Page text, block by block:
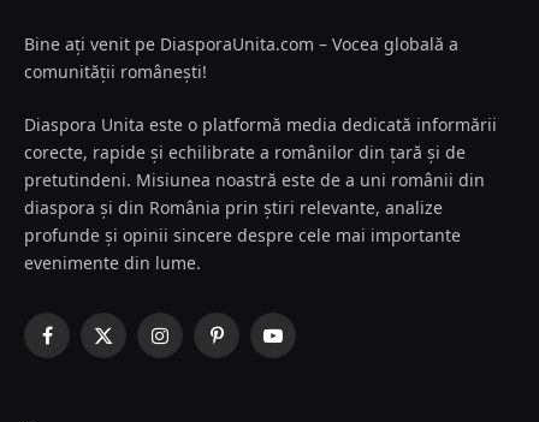
Bine ați venit pe DiasporaUnita.com – Vocea globală a
comunității românești!
Diaspora Unita este o platformă media dedicată informării
corecte, rapide și echilibrate a românilor din țară și de
pretutindeni. Misiunea noastră este de a uni românii din
diaspora și din România prin știri relevante, analize
profunde și opinii sincere despre cele mai importante
evenimente din lume.
Facebook
X
InstagramPinterestYouTube